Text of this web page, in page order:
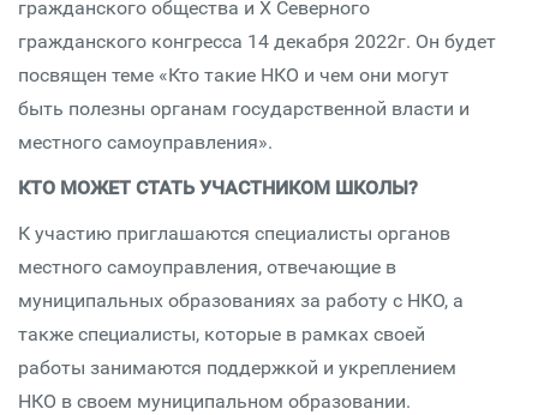
гражданского общества и X Северного
гражданского конгресса 14 декабря 2022г. Он будет
посвящен теме «Кто такие НКО и чем они могут
быть полезны органам государственной власти и
местного самоуправления».
КТО МОЖЕТ СТАТЬ УЧАСТНИКОМ ШКОЛЫ?
К участию приглашаются специалисты органов
местного самоуправления, отвечающие в
муниципальных образованиях за работу с НКО, а
также специалисты, которые в рамках своей
работы занимаются поддержкой и укреплением
НКО в своем муниципальном образовании.